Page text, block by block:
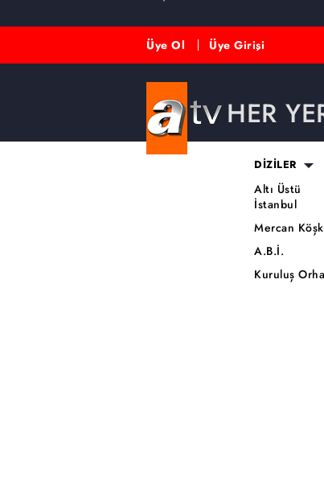
Üye Ol Üye Girişi
HER
DİZİLER
Altı Üstü
İstanbul
Mercan Köşk
A.B.İ.
Kuruluş